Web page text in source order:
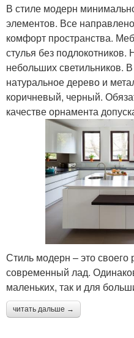
В стиле модерн
элементов. Все
комфорт пространства.
стулья без подлокотников.
небольших светильников.
натуральное дерево и
коричневый, черный.
качестве орнамента
Стиль модерн – это своего
современный лад.
маленьких, так и для
читать дальше →